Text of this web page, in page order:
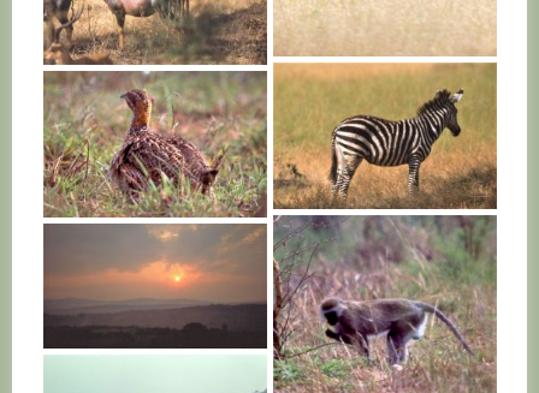
RWANDA
RWANDA
RWANDA